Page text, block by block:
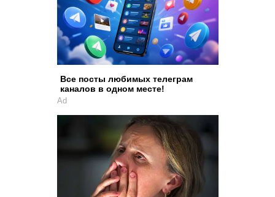
Все посты любимых телеграм
каналов в одном месте!
Ad